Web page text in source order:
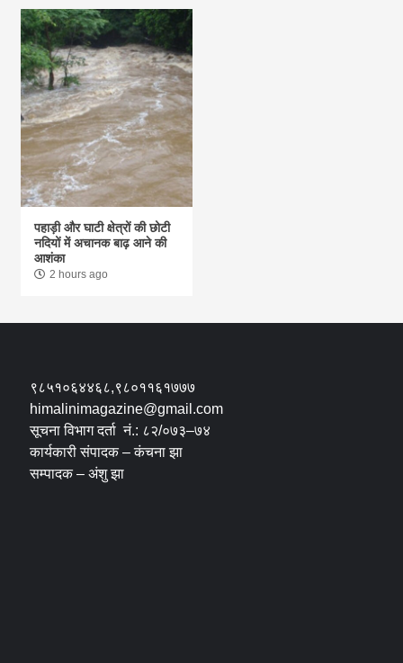
पहाड़ी और घाटी क्षेत्रों की छोटी
नदियों में अचानक बाढ़ आने की
आशंका
2 hours ago
९८५१०६४४६८,९८०११६१७७७
himalinimagazine@gmail.com
सूचना विभाग दर्ता नं.: ८२/०७३–७४
कार्यकारी संपादक – कंचना झा
सम्पादक – अंशु झा